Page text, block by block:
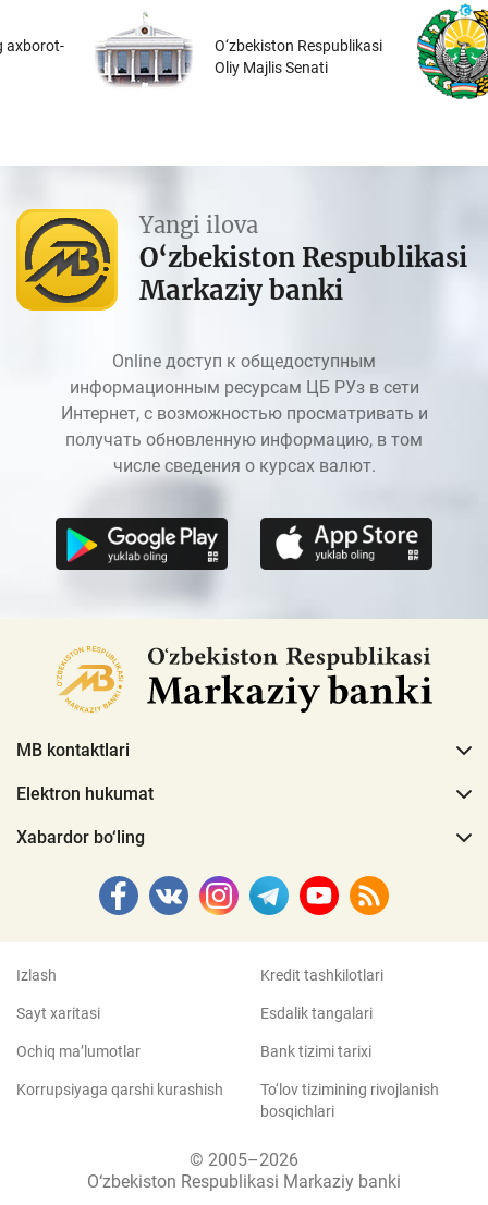
axborot-
O‘zbekiston Respublikasi
Oliy Majlis Senati
Yangi ilova
O‘zbekiston Respublikasi
Markaziy banki
Online доступ к общедоступным
информационным ресурсам ЦБ РУз в сети
Интернет, с возможностью просматривать и
получать обновленную информацию, в том
числе сведения о курсах валют.
MB kontaktlari
Elektron hukumat
Xabardor bo‘ling
Izlash
Sayt xaritasi
Ochiq ma’lumotlar
Korrupsiyaga qarshi kurashish
Kredit tashkilotlari
Esdalik tangalari
Bank tizimi tarixi
To‘lov tizimining rivojlanish
bosqichlari
© 2005–2026
O‘zbekiston Respublikasi Markaziy banki